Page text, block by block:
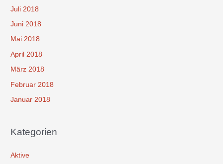
Juli 2018
Juni 2018
Mai 2018
April 2018
März 2018
Februar 2018
Januar 2018
Kategorien
Aktive